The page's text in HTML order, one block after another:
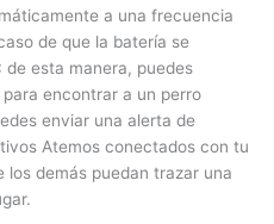
a una frecuencia
de que la batería se
de esta manera, puedes
encontrar a un perro
enviar una alerta de
Atemos conectados con tu
los demás puedan trazar una